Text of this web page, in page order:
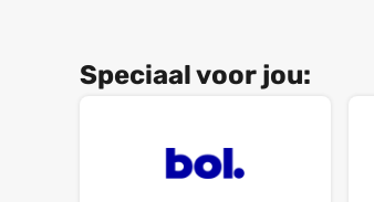
Speciaal voor jou: